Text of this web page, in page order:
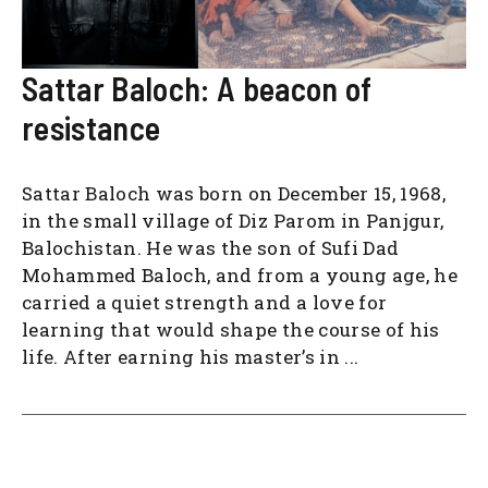
Sattar Baloch: A beacon of
resistance
Sattar Baloch was born on December 15, 1968,
in the small village of Diz Parom in Panjgur,
Balochistan. He was the son of Sufi Dad
Mohammed Baloch, and from a young age, he
carried a quiet strength and a love for
learning that would shape the course of his
life. After earning his master’s in ...